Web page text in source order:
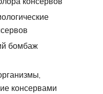
бомбаж
консервами